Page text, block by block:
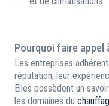
Pourquoi faire appel
Les entreprises
réputation, leur
Elles possèdent un
les domaines du